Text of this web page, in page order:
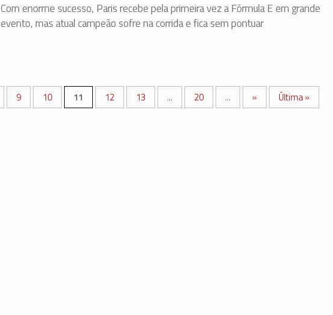
Com enorme sucesso, Paris recebe pela primeira vez a Fórmula E em grande
evento, mas atual campeão sofre na corrida e fica sem pontuar
9 10 11 12 13 ... 20 ... » Última »